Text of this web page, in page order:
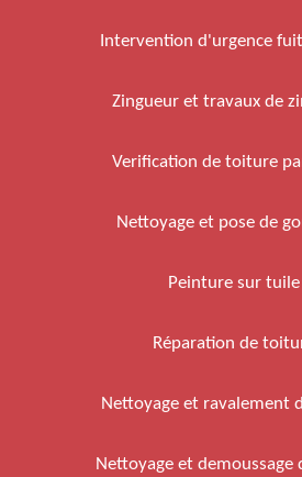
Intervention d'urgence
Zingueur et travaux de
Verification de toiture
Nettoyage et pose de
Peinture sur
Réparation de
Nettoyage et ravalement
Nettoyage et demoussage